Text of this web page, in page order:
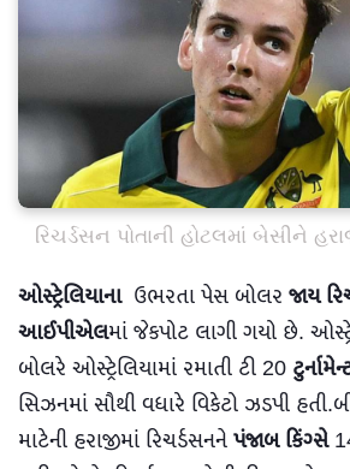
રિચર્ડસન પોતાની હોટલમાં બેસીને
ઓસ્ટ્રેલિયાનાઉભરતા પેસ બોલર જાય
આઈપીએલમાં જેકપોટ લાગી ગયો છે.
બોલરે ઓસ્ટ્રેલિયામાં રમાતી ટી 20
સિઝનમાં સૌથી વધારે વિકેટો ઝડપી
માટેની હરાજીમાં રિચર્ડસનનેપંજાબ કિંગ્સે